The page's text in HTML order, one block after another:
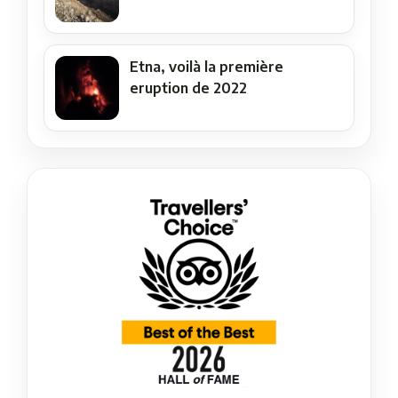
Etna, voilà la première
eruption de 2022